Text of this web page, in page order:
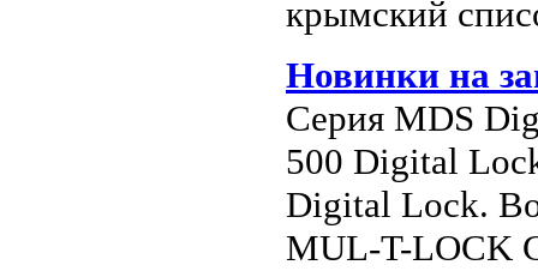
крымский
Новинки на
Серия MDS
500 Digital
Digital Lock. Во
MUL-T-LOCK